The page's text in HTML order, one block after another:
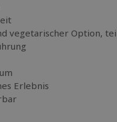
vegetarischer Option,
Erlebnis